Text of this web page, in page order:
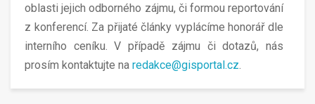
oblasti jejich odborného zájmu, či formou reportování
z konferencí. Za přijaté články vyplácíme honorář dle
interního ceníku. V případě zájmu či dotazů, nás
prosím kontaktujte na redakce@gisportal.cz